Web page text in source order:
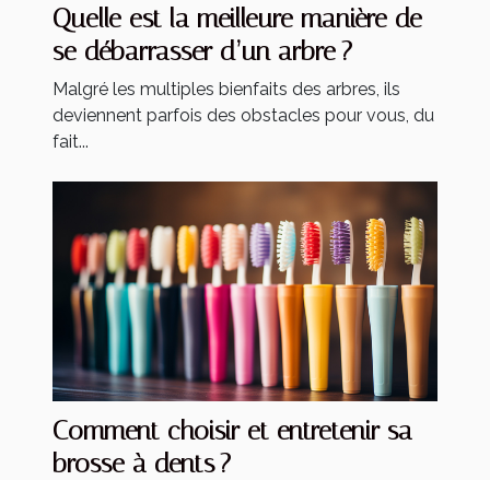
Quelle est la meilleure manière de
se débarrasser d’un arbre ?
Malgré les multiples bienfaits des arbres, ils
deviennent parfois des obstacles pour vous, du
fait...
Comment choisir et entretenir sa
brosse à dents ?